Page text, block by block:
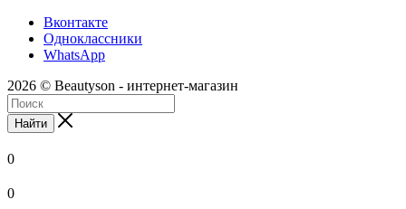
Вконтакте
Одноклассники
WhatsApp
2026 © Beautyson - интернет-магазин
Найти
0
0